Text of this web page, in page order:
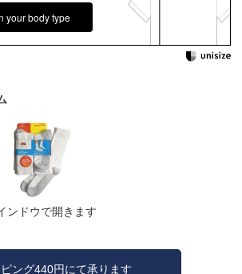
your body type
ンドウで開きます
ング440円にて承ります